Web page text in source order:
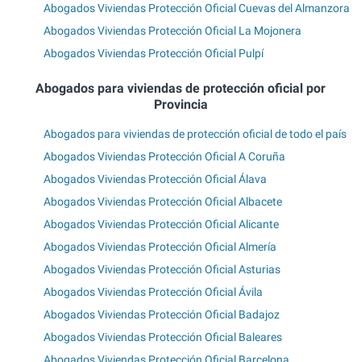
Abogados Viviendas Protección Oficial Cuevas del Almanzora
Abogados Viviendas Protección Oficial La Mojonera
Abogados Viviendas Protección Oficial Pulpí
Abogados para viviendas de protección oficial por
Provincia
Abogados para viviendas de protección oficial de todo el país
Abogados Viviendas Protección Oficial A Coruña
Abogados Viviendas Protección Oficial Álava
Abogados Viviendas Protección Oficial Albacete
Abogados Viviendas Protección Oficial Alicante
Abogados Viviendas Protección Oficial Almería
Abogados Viviendas Protección Oficial Asturias
Abogados Viviendas Protección Oficial Ávila
Abogados Viviendas Protección Oficial Badajoz
Abogados Viviendas Protección Oficial Baleares